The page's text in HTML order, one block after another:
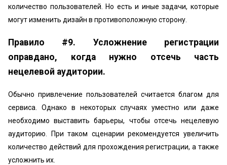
количество пользователей. Но есть и иные задачи, которые
могут изменить дизайн в противоположную сторону.
Правило #9. Усложнение регистрации
оправдано, когда нужно отсечь часть
нецелевой аудитории.
Обычно привлечение пользователей считается благом для
сервиса. Однако в некоторых случаях уместно или даже
необходимо выставить барьеры, чтобы отсечь нецелевую
аудиторию. При таком сценарии рекомендуется увеличить
количество действий для прохождения регистрации, а также
усложнить их.